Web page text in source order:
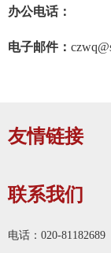
办公电话：
电子邮件 ：
友情链接
联系我们
电话：020-81182689